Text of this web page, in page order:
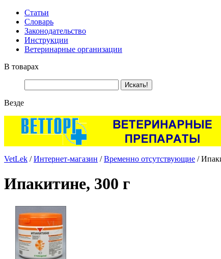
Статьи
Словарь
Законодательство
Инструкции
Ветеринарные организации
В товарах
Везде
VetLek /Интернет-магазин /Временно отсутствующие /
Ипакитине, 300 г